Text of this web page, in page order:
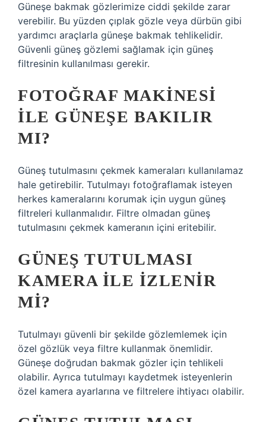
Güneşe bakmak gözlerimize ciddi şekilde zarar
verebilir. Bu yüzden çıplak gözle veya dürbün gibi
yardımcı araçlarla güneşe bakmak tehlikelidir.
Güvenli güneş gözlemi sağlamak için güneş
filtresinin kullanılması gerekir.
FOTOĞRAF MAKINESI
ILE GÜNEŞE BAKILIR
MI?
Güneş tutulmasını çekmek kameraları kullanılamaz
hale getirebilir. Tutulmayı fotoğraflamak isteyen
herkes kameralarını korumak için uygun güneş
filtreleri kullanmalıdır. Filtre olmadan güneş
tutulmasını çekmek kameranın içini eritebilir.
GÜNEŞ TUTULMASI
KAMERA ILE IZLENIR
MI?
Tutulmayı güvenli bir şekilde gözlemlemek için
özel gözlük veya filtre kullanmak önemlidir.
Güneşe doğrudan bakmak gözler için tehlikeli
olabilir. Ayrıca tutulmayı kaydetmek isteyenlerin
özel kamera ayarlarına ve filtrelere ihtiyacı olabilir.